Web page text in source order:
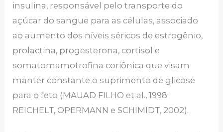
insulina, responsável pelo transporte do
açúcar do sangue para as células, associado
ao aumento dos níveis séricos de estrogênio,
prolactina, progesterona, cortisol e
somatomamotrofina coriônica que visam
manter constante o suprimento de glicose
para o feto (MAUAD FILHO et al., 1998;
REICHELT, OPERMANN e SCHIMIDT, 2002).